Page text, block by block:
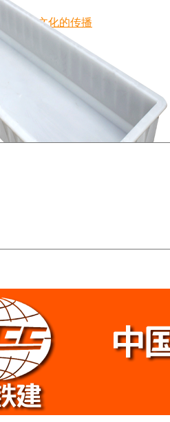
信息和文化的传播
应用简介
用ABS塑料材质
输入名称 (*)